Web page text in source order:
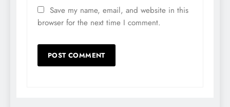
Save my name, email, and website in this
browser for the next time I comment.